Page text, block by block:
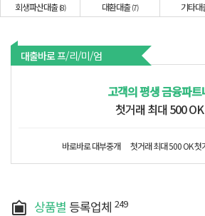
회생파산대출8 대환대출7 기타대
대출바로프/리/미/엄
고객의 평생 금융파트
첫거래 최대 500 OK
바로바로 대부중개 첫거래 최대 500 OK첫
상품별 등록업체 249